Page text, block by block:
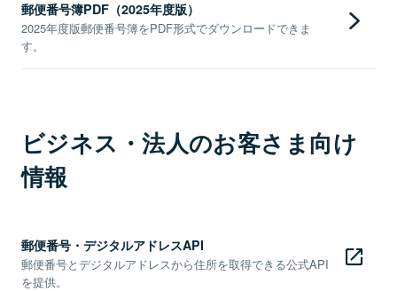
郵便番号簿PDF（2025年度版）
2025年度版郵便番号簿をPDF形式でダウンロードできま
す。
ビジネス・法人のお客さま向け
情報
郵便番号・デジタルアドレスAPI
郵便番号とデジタルアドレスから住所を取得できる公式API
を提供。